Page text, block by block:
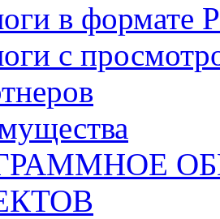
в формате
с